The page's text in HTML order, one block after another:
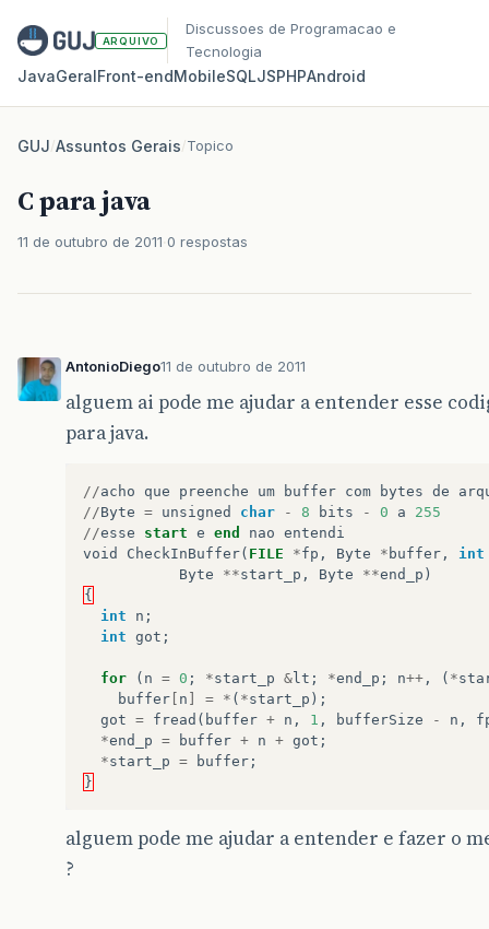
ARQUIVO
Discussoes de Programacao e
Tecnologia
JavaGeralFront‑endMobileSQLJSPHPAndroid
GUJ/Assuntos Gerais/Topico
C para java
11 de outubro de 2011 0 respostas
AntonioDiego11 de outubro de 2011
alguem ai pode me ajudar a entender esse
para java.
//acho que preenche um buffer com bytes de
//Byte = unsigned char - 8 bits - 0 a
255
//esse start e end nao entendi
void
CheckInBuffer( FILE *fp , Byte * buffer ,
int
Byte
**start_p , Byte **end_p )
{
int
n ;
int got ;
for ( n = 0 ; *start_p & lt ; *end_p ; n++ , ( *
buffer n = * ( *start_p );
got = fread ( buffer + n , 1 , bufferSize - n ,
*end_p = buffer + n + got ;
*start_p = buffer ;
}
alguem pode me ajudar a entender e fazer o
?